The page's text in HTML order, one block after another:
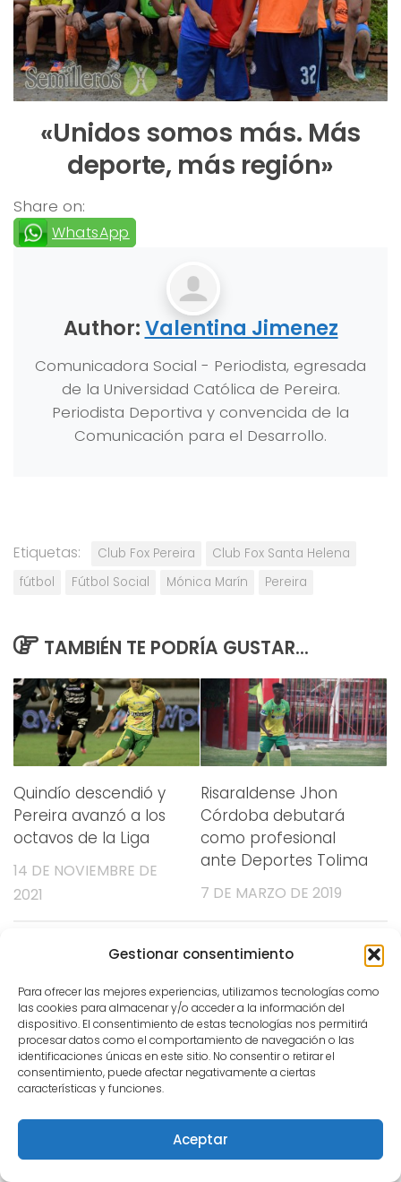
Gestionar consentimiento
Para ofrecer las mejores experiencias, utilizamos tecnologías como
las cookies para almacenar y/o acceder a la información del
dispositivo. El consentimiento de estas tecnologías nos permitirá
procesar datos como el comportamiento de navegación o las
identificaciones únicas en este sitio. No consentir o retirar el
consentimiento, puede afectar negativamente a ciertas
características y funciones.
Aceptar
«Unidos somos más. Más
deporte, más región»
Share on:
WhatsApp
Author:Valentina Jimenez
Comunicadora Social - Periodista, egresada
de la Universidad Católica de Pereira.
Periodista Deportiva y convencida de la
Comunicación para el Desarrollo.
Etiquetas: Club Fox Pereira
Club Fox Santa Helena
fútbol
Fútbol Social Mónica Marín Pereira
TAMBIÉN TE PODRÍA GUSTAR...
Quindío descendió y
Pereira avanzó a los
octavos de la Liga
14 DE NOVIEMBRE DE
2021
Risaraldense Jhon
Córdoba debutará
como profesional
ante Deportes Tolima
7 DE MARZO DE 2019
Comentario*
Correo electrónico